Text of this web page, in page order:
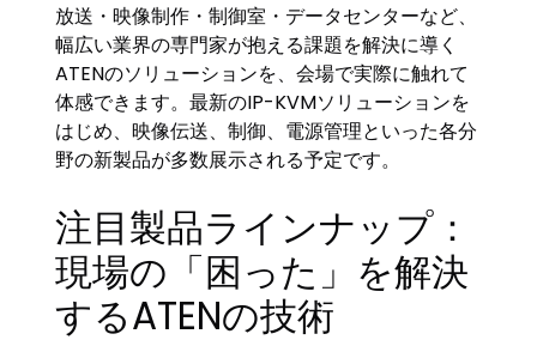
放送・映像制作・制御室・データセンターなど、
幅広い業界の専門家が抱える課題を解決に導く
ATENのソリューションを、会場で実際に触れて
体感できます。最新のIP-KVMソリューションを
はじめ、映像伝送、制御、電源管理といった各分
野の新製品が多数展示される予定です。
注目製品ラインナップ：
現場の「困った」を解決
するATENの技術